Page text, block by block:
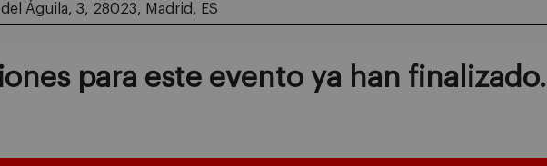
Águila, 3, 28023, Madrid, ES
para este evento ya han finalizado.